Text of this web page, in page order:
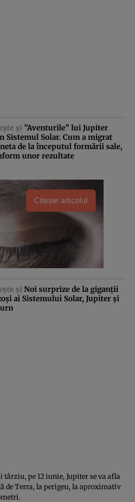
şi ”Aventurile” lui Jupiter
Sistemul Solar. Cum a migrat
de la începutul formării sale,
unor rezultate
Citește articolul
şi Noi surprize de la giganţii
ai Sistemului Solar, Jupiter şi
pe 12 iunie, Jupiter se va afla
de Terra, la perigeu, la aproximativ